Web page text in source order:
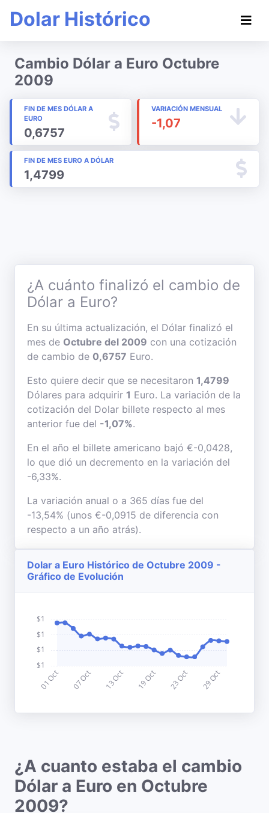
Dolar Histórico
Cambio Dólar a Euro Octubre
2009
FIN DE MES DÓLAR A
EURO
0,6757
VARIACIÓN MENSUAL
-1,07
FIN DE MES EURO A DÓLAR
1,4799
¿A cuánto finalizó el cambio de
Dólar a Euro?
En su última actualización, el Dólar finalizó el
mes de Octubre del 2009 con una cotización
de cambio de 0,6757 Euro.
Esto quiere decir que se necesitaron 1,4799
Dólares para adquirir 1 Euro. La variación de la
cotización del Dolar billete respecto al mes
anterior fue del -1,07%.
En el año el billete americano bajó €-0,0428,
lo que dió un decremento en la variación del
-6,33%.
La variación anual o a 365 días fue del
-13,54% (unos €-0,0915 de diferencia con
respecto a un año atrás).
Dolar a Euro Histórico de Octubre 2009 -
Gráfico de Evolución
¿A cuanto estaba el cambio
Dólar a Euro en Octubre
2009?